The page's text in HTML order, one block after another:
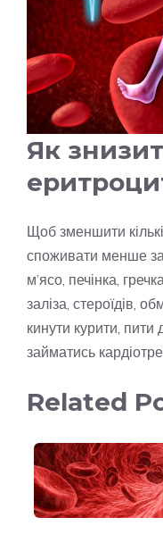
Як
Щоб зменшити
споживати менше
м’ясо, печінка,
заліза, стероїдів,
кинути курити, пити
займатись
Related